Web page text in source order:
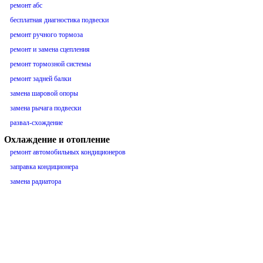
ремонт абс
бесплатная диагностика подвески
ремонт ручного тормоза
ремонт и замена сцепления
ремонт тормозной системы
ремонт задней балки
замена шаровой опоры
замена рычага подвески
развал-схождение
Охлаждение и отопление
ремонт автомобильных кондиционеров
заправка кондиционера
замена радиатора